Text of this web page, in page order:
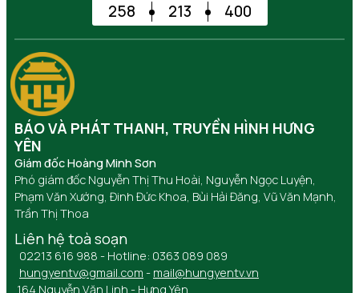
258 213 400
BÁO VÀ PHÁT THANH, TRUYỀN HÌNH HƯNG
YÊN
Giám đốc Hoàng Minh Sơn
Phó giám đốc Nguyễn Thị Thu Hoài, Nguyễn Ngọc Luyện,
Phạm Văn Xướng, Đinh Đức Khoa, Bùi Hải Đăng, Vũ Văn Mạnh,
Trần Thị Thoa
Liên hệ toà soạn
02213 616 988 - Hotline: 0363 089 089
hungyentv@gmail.com - mail@hungyentv.vn
164 Nguyễn Văn Linh - Hưng Yên